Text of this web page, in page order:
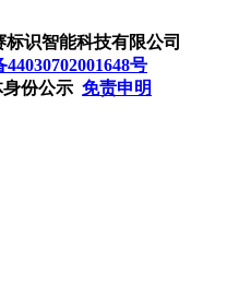
识智能科技有限公司
号
份公示 免责申明